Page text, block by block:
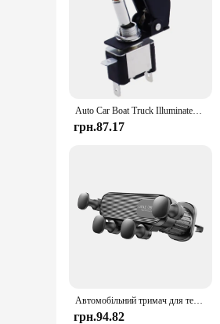
Auto Car Boat Truck Illuminated Led Toggle Switch With Safety Aircraft Flip Up Cover Guard Red Blue Green Yellow White 12V20A
грн.87.17
Автомобільний тримач для телефону Gravity для мобільного телефону 4,7-7 дюймів Автомобільний вентиляційний отвір Кріплення для телефону Універсальна протиударна підставка для смартфона з GPS-затискачем
грн.94.82